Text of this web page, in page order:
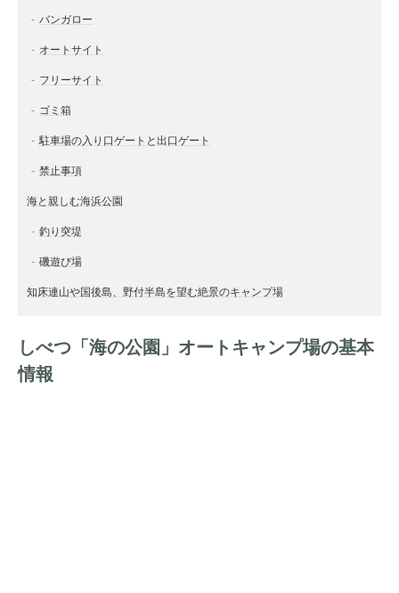
バンガロー
オートサイト
フリーサイト
ゴミ箱
駐車場の入り口ゲートと出口ゲート
禁止事項
海と親しむ海浜公園
釣り突堤
磯遊び場
知床連山や国後島、野付半島を望む絶景のキャンプ場
しべつ「海の公園」オートキャンプ場の基本
情報